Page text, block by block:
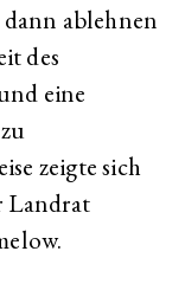
ablehnen
des
eine
zeigte sich
Landrat